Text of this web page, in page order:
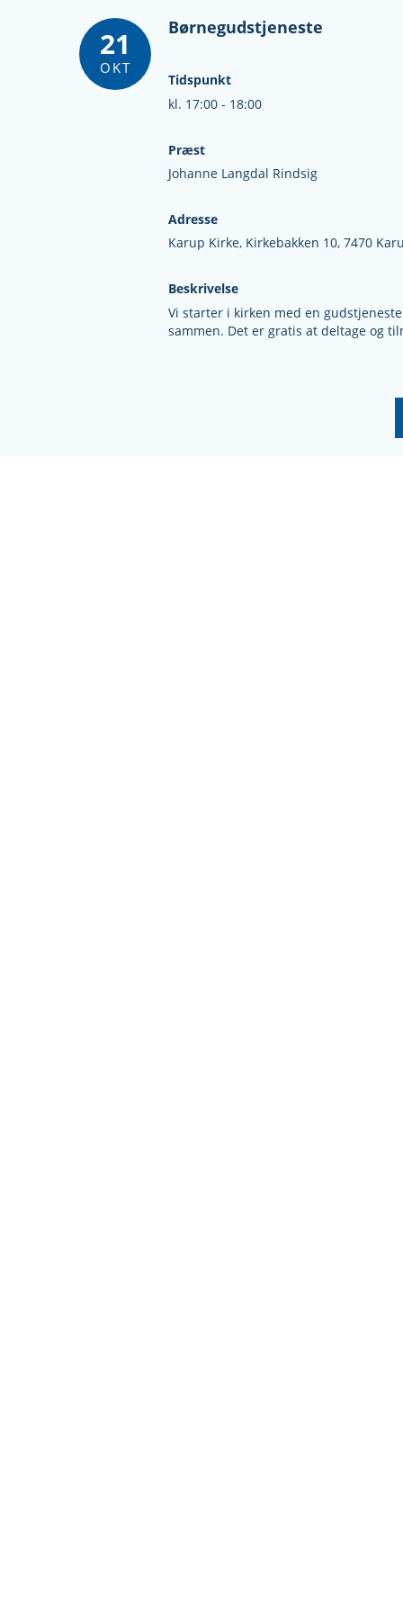
21
OKT
Børnegudstjeneste
Tidspunkt
kl. 17:00 - 18:00
Præst
Johanne Langdal Rindsig
Adresse
Karup Kirke, Kirkebakken 10,7470
Beskrivelse
Vi starter i kirken med en
sammen. Det er gratis at deltage og